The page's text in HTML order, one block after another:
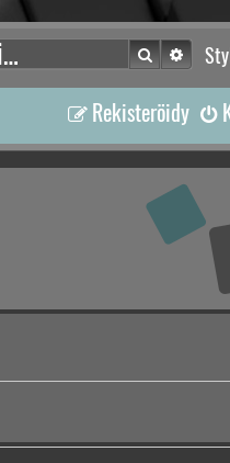
Etsi
Rekisteröidy